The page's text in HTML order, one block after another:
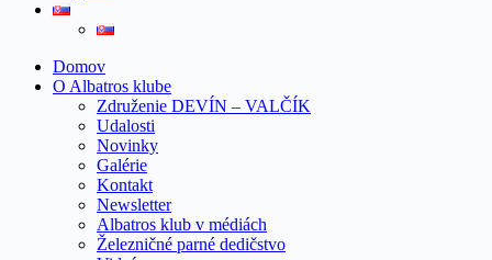
Domov
O Albatros klube
Združenie DEVÍN – VALČÍK
Udalosti
Novinky
Galérie
Kontakt
Newsletter
Albatros klub v médiách
Železničné parné dedičstvo